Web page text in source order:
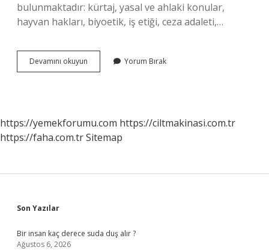
bulunmaktadır: kürtaj, yasal ve ahlaki konular,
hayvan hakları, biyoetik, iş etiği, ceza adaleti,…
Devamını okuyun
Tipleri
Yorum Bırak
https://yemekforumu.com https://ciltmakinasi.com.tr
https://faha.com.trSitemap
Sidebar
Son Yazılar
Bir insan kaç derece suda duş alır ?
Ağustos 6, 2026